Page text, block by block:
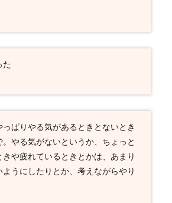
た
ぱりやる気があるときとないとき
やる気がないというか、ちょっと
や疲れているときとかは、あまり
うにしたりとか、考えながらやり